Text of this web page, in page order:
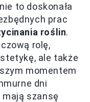
to doskonała
prac
roślin.
rolę,
ale także
momentem
dni
szansę